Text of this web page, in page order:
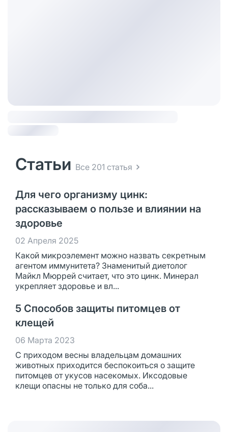
Статьи Все 201 статья
Для чего организму цинк:
рассказываем о пользе и влиянии на
здоровье
02 Апреля 2025
Какой микроэлемент можно назвать секретным
агентом иммунитета? Знаменитый диетолог
Майкл Мюррей считает, что это цинк. Минерал
укрепляет здоровье и вл...
5 Способов защиты питомцев от
клещей
06 Марта 2023
С приходом весны владельцам домашних
животных приходится беспокоиться о защите
питомцев от укусов насекомых. Иксодовые
клещи опасны не только для соба...